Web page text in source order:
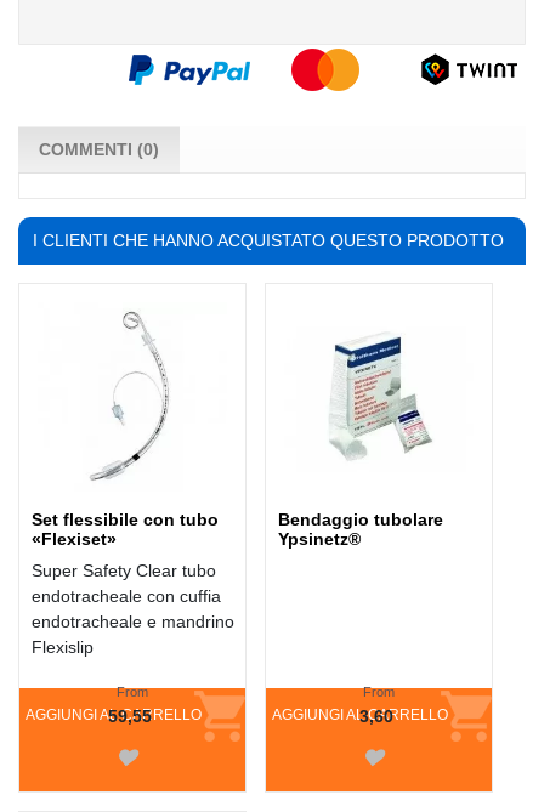
COMMENTI (0)
I CLIENTI CHE HANNO ACQUISTATO QUESTO PRODOTTO
Set flessibile con tubo
«Flexiset»
Super Safety Clear tubo
endotracheale con cuffia
endotracheale e mandrino
Flexislip
AGGIUNGI AL CARRELLO
From
59,55
Bendaggio tubolare
Ypsinetz®
AGGIUNGI AL CARRELLO
From
3,60